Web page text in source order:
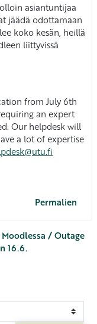
asiantuntijaa
jäädä odottamaan
koko kesän, heillä
liittyvissä
from July 6th
an expert
Our helpdesk will
a lot of expertise
Permalien
/ Outage
16.6.